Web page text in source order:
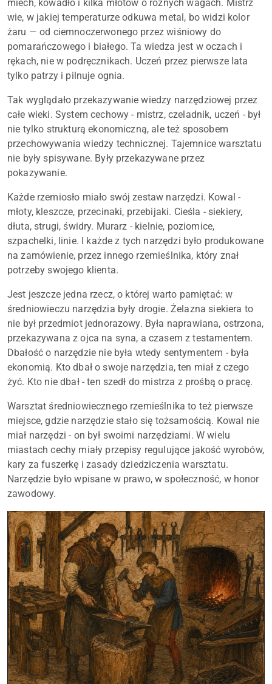
miech, kowadło i kilka młotów o różnych wagach. Mistrz
wie, w jakiej temperaturze odkuwa metal, bo widzi kolor
żaru — od ciemnoczerwonego przez wiśniowy do
pomarańczowego i białego. Ta wiedza jest w oczach i
rękach, nie w podręcznikach. Uczeń przez pierwsze lata
tylko patrzy i pilnuje ognia.
Tak wyglądało przekazywanie wiedzy narzędziowej przez
całe wieki. System cechowy - mistrz, czeladnik, uczeń - był
nie tylko strukturą ekonomiczną, ale też sposobem
przechowywania wiedzy technicznej. Tajemnice warsztatu
nie były spisywane. Były przekazywane przez
pokazywanie.
Każde rzemiosło miało swój zestaw narzędzi. Kowal -
młoty, kleszcze, przecinaki, przebijaki. Cieśla - siekiery,
dłuta, strugi, świdry. Murarz - kielnie, poziomice,
szpachelki, linie. I każde z tych narzędzi było produkowane
na zamówienie, przez innego rzemieślnika, który znał
potrzeby swojego klienta.
Jest jeszcze jedna rzecz, o której warto pamiętać: w
średniowieczu narzędzia były drogie. Żelazna siekiera to
nie był przedmiot jednorazowy. Była naprawiana, ostrzona,
przekazywana z ojca na syna, a czasem z testamentem.
Dbałość o narzędzie nie była wtedy sentymentem - była
ekonomią. Kto dbał o swoje narzędzia, ten miał z czego
żyć. Kto nie dbał - ten szedł do mistrza z prośbą o pracę.
Warsztat średniowiecznego rzemieślnika to też pierwsze
miejsce, gdzie narzędzie stało się tożsamością. Kowal nie
miał narzędzi - on był swoimi narzędziami. W wielu
miastach cechy miały przepisy regulujące jakość wyrobów,
kary za fuszerkę i zasady dziedziczenia warsztatu.
Narzędzie było wpisane w prawo, w społeczność, w honor
zawodowy.